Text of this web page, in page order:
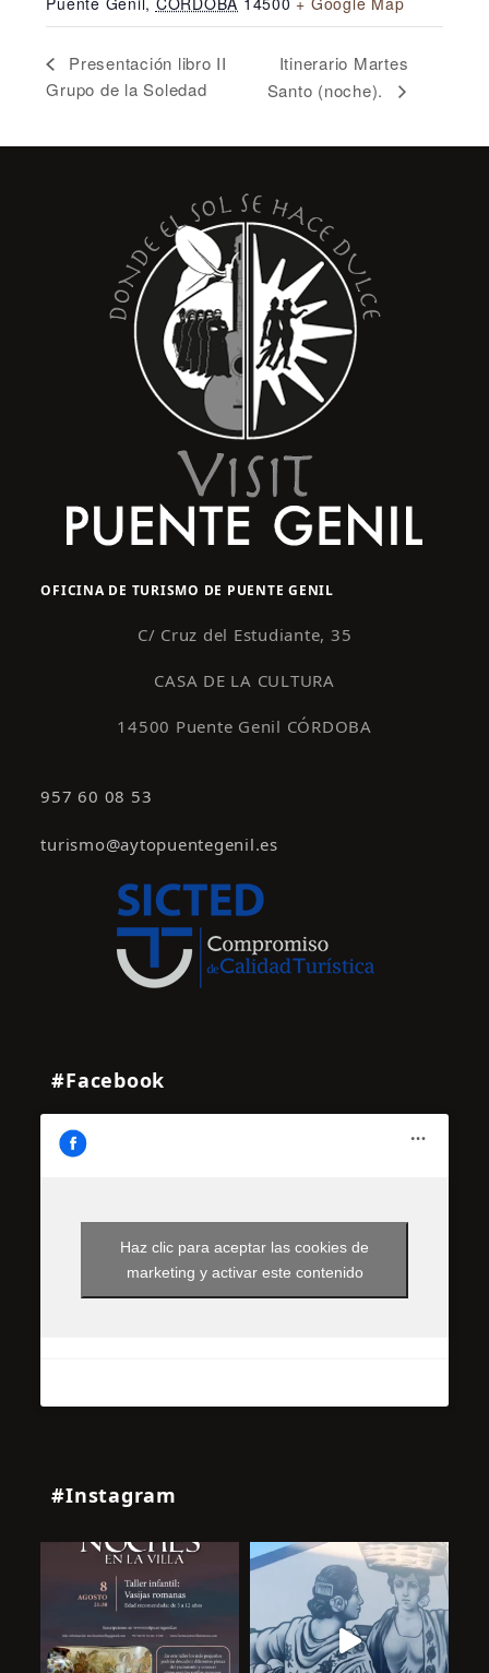
Presentación libro II
Grupo de la Soledad
Itinerario Martes
Santo (noche).
OFICINA DE TURISMO DE PUENTE GENIL
C/ Cruz del Estudiante, 35
CASA DE LA CULTURA
14500 Puente Genil CÓRDOBA
957 60 08 53
turismo@aytopuentegenil.es
#Facebook
Haz clic para aceptar las cookies de
marketing y activar este contenido
#Instagram